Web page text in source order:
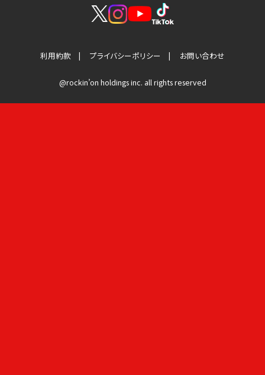
利用約款 プライバシーポリシー お問い合わせ
@rockin’on holdings inc. all rights reserved